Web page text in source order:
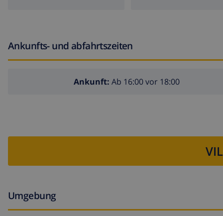
zweitnächster Flughafen: Valencia (> 100 Kilometern)
Haustiere sind nicht erlaubt
Staubsauger und Bügeleisen und-brett
Rezeptionsdienst und 24 Stunden telefonische
Anlagen und Dienstleistungen gegen Aufpreis
Ankunfts- und abfahrtszeiten
Ankunft: Ab 16:00 vor 18:00
Umgebung